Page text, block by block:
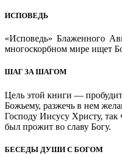
ИСПОВЕДЬ
«Исповедь» Блаженного
многоскорбном мире ищет
ШАГ ЗА ШАГОМ
Цель этой книги —
Божьему, разжечь в нем
Господу Иисусу Христу,
был прожит во славу Богу.
БЕСЕДЫ ДУШИ С БОГОМ